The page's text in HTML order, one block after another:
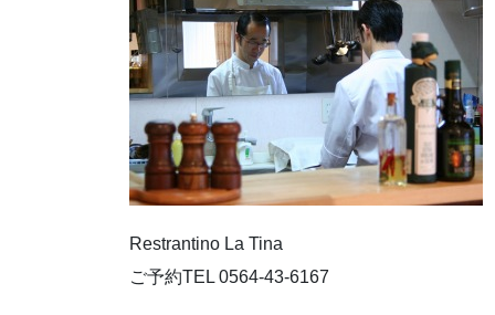
Restrantino La Tina
ご予約TEL 0564-43-6167